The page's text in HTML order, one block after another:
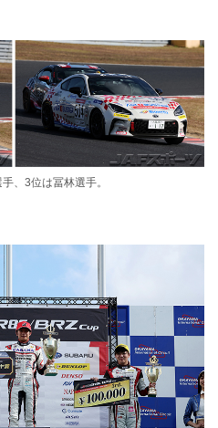
、3位は冨林選手。